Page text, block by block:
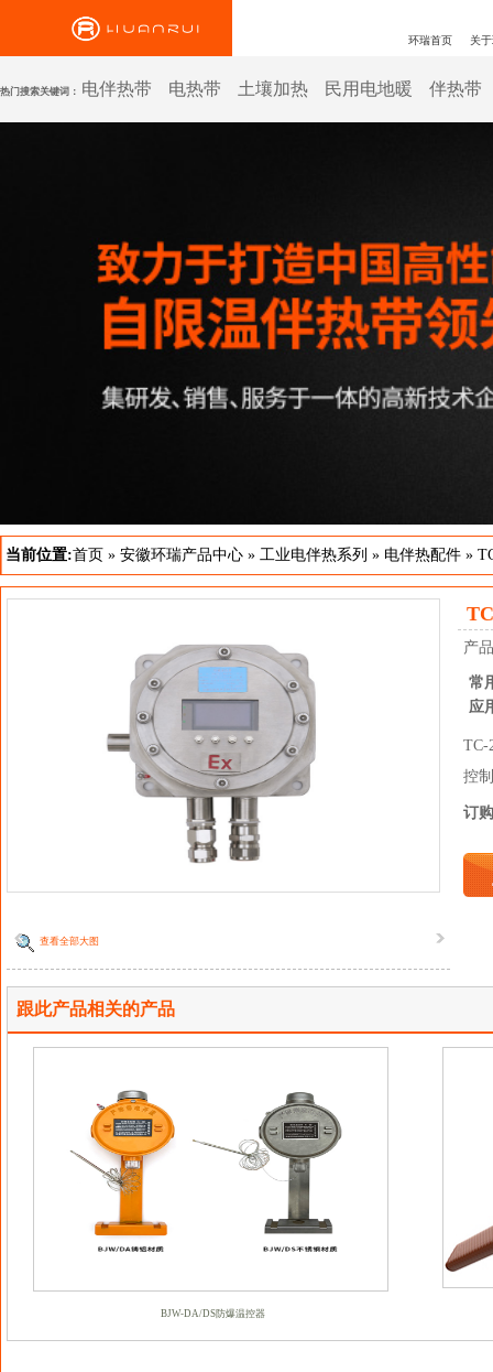
环瑞首页 关
热门搜索关键词： 电伴热带 电热带 土壤加热 民用电地暖 伴热带
当前位置:首页 » 安徽环瑞产品中心 » 工业电伴热系列 » 电伴热配件 »
查看全部大图
产
常
应
TC-
控
订
跟此产品相关的产品
BJW-DA/DS防爆温控器